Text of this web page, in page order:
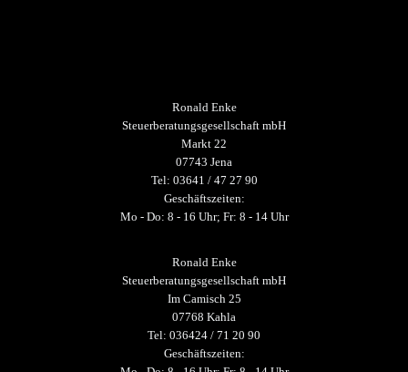
Ronald Enke
Steuerberatungsgesellschaft mbH
Markt 22
07743 Jena
Tel: 03641 / 47 27 90
Geschäftszeiten:
Mo - Do: 8 - 16 Uhr; Fr: 8 - 14 Uhr
Ronald Enke
Steuerberatungsgesellschaft mbH
Im Camisch 25
07768 Kahla
Tel: 036424 / 71 20 90
Geschäftszeiten: